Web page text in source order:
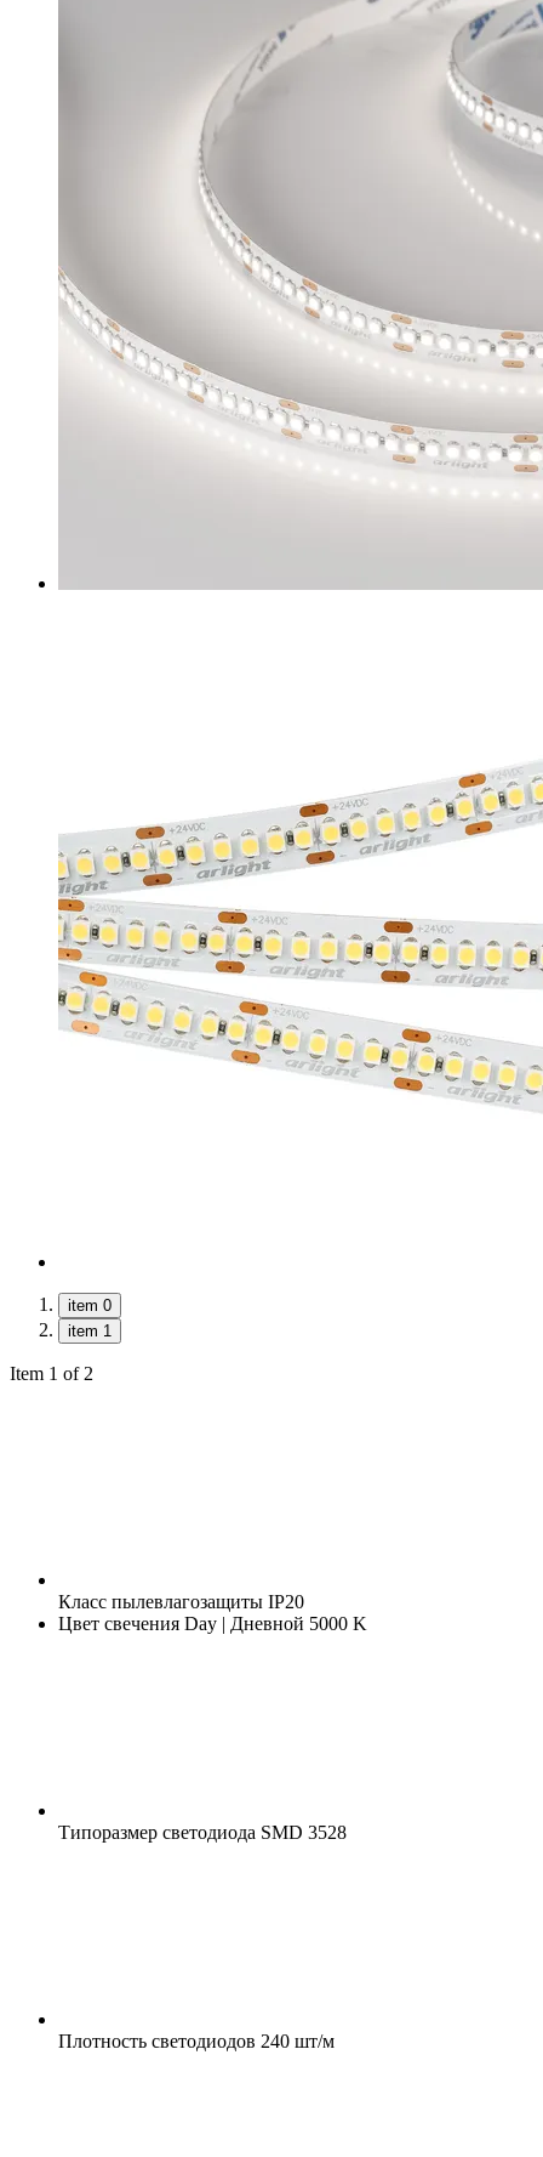
item 0
item 1
Item 1 of 2
Класс пылевлагозащиты IP20
Цвет свечения Day | Дневной 5000 K
Типоразмер светодиода SMD 3528
Плотность светодиодов 240 шт/м